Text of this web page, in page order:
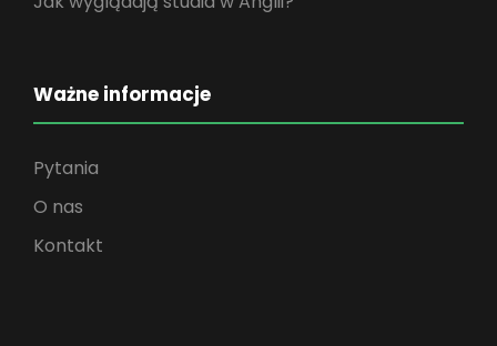
Ważne informacje
Pytania
O nas
Kontakt